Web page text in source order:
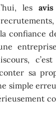
les
confiance
sa
simple